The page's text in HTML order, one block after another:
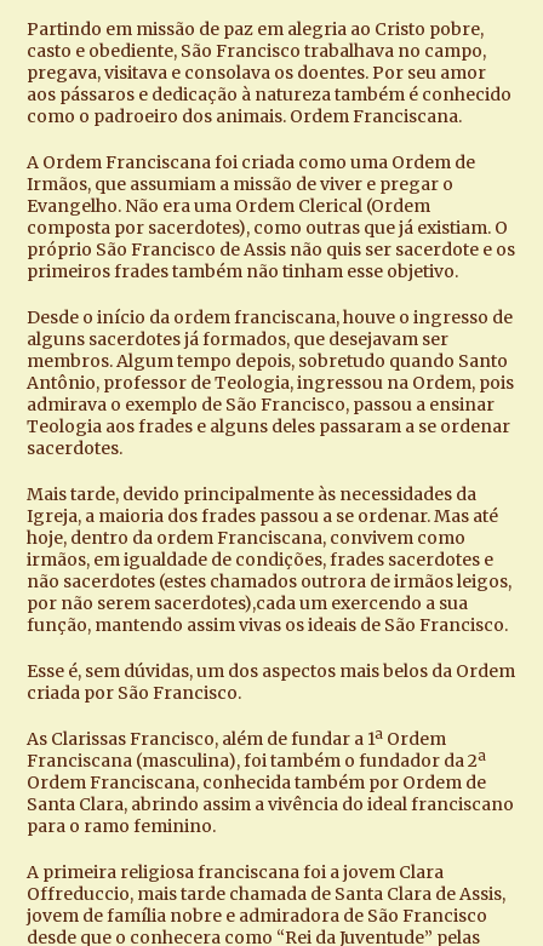
Partindo em missão de paz em alegria ao Cristo pobre,
casto e obediente, São Francisco trabalhava no campo,
pregava, visitava e consolava os doentes. Por seu amor
aos pássaros e dedicação à natureza também é conhecido
como o padroeiro dos animais. Ordem Franciscana.
A Ordem Franciscana foi criada como uma Ordem de
Irmãos, que assumiam a missão de viver e pregar o
Evangelho. Não era uma Ordem Clerical (Ordem
composta por sacerdotes), como outras que já existiam. O
próprio São Francisco de Assis não quis ser sacerdote e os
primeiros frades também não tinham esse objetivo.
Desde o início da ordem franciscana, houve o ingresso de
alguns sacerdotes já formados, que desejavam ser
membros. Algum tempo depois, sobretudo quando Santo
Antônio, professor de Teologia, ingressou na Ordem, pois
admirava o exemplo de São Francisco, passou a ensinar
Teologia aos frades e alguns deles passaram a se ordenar
sacerdotes.
Mais tarde, devido principalmente às necessidades da
Igreja, a maioria dos frades passou a se ordenar. Mas até
hoje, dentro da ordem Franciscana, convivem como
irmãos, em igualdade de condições, frades sacerdotes e
não sacerdotes (estes chamados outrora de irmãos leigos,
por não serem sacerdotes),cada um exercendo a sua
função, mantendo assim vivas os ideais de São Francisco.
Esse é, sem dúvidas, um dos aspectos mais belos da Ordem
criada por São Francisco.
As Clarissas Francisco, além de fundar a 1ª Ordem
Franciscana (masculina), foi também o fundador da 2ª
Ordem Franciscana, conhecida também por Ordem de
Santa Clara, abrindo assim a vivência do ideal franciscano
para o ramo feminino.
A primeira religiosa franciscana foi a jovem Clara
Offreduccio, mais tarde chamada de Santa Clara de Assis,
jovem de família nobre e admiradora de São Francisco
desde que o conhecera como “Rei da Juventude” pelas